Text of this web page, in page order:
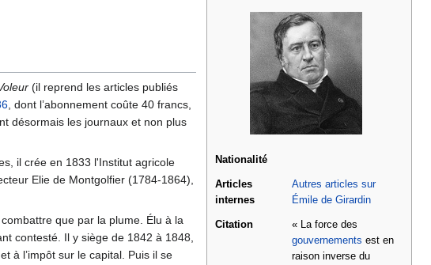
Nationalité
Articles
internes
Autres articles sur
Émile de Girardin
Citation
« La force des
gouvernements est en
raison inverse du
(il reprend les articles publiés
, dont l’abonnement coûte 40 francs,
désormais les journaux et non plus
il crée en 1833 l'Institut agricole
Elie de Montgolfier (1784-1864),
que par la plume. Élu à la
contesté. Il y siège de 1842 à 1848,
à l’impôt sur le capital. Puis il se